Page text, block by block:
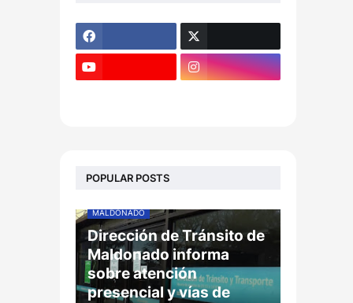
POPULAR POSTS
MALDONADO
Dirección de Tránsito de
Maldonado informa
sobre atención
presencial y vías de